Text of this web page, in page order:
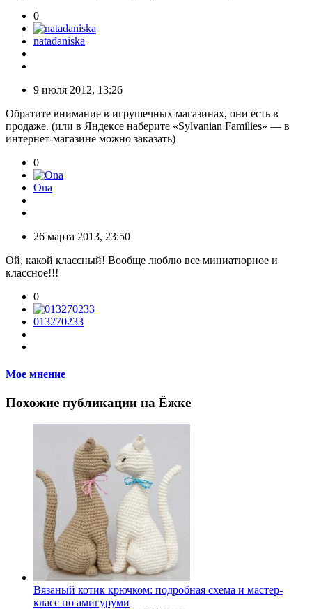
0
natadaniska
9 июля 2012, 13:26
Обратите внимание в игрушечных магазинах, они есть в
продаже. (или в Яндексе наберите «Sylvanian Families» — в
интернет-магазине можно заказать)
0
Ona
26 марта 2013, 23:50
Ой, какой классный! Вообще люблю все миниатюрное и
классное!!!
0
013270233
Мое мнение
Похожие публикации на Ёжке
Вязаный котик крючком: подробная схема и мастер-
класс по амигуруми